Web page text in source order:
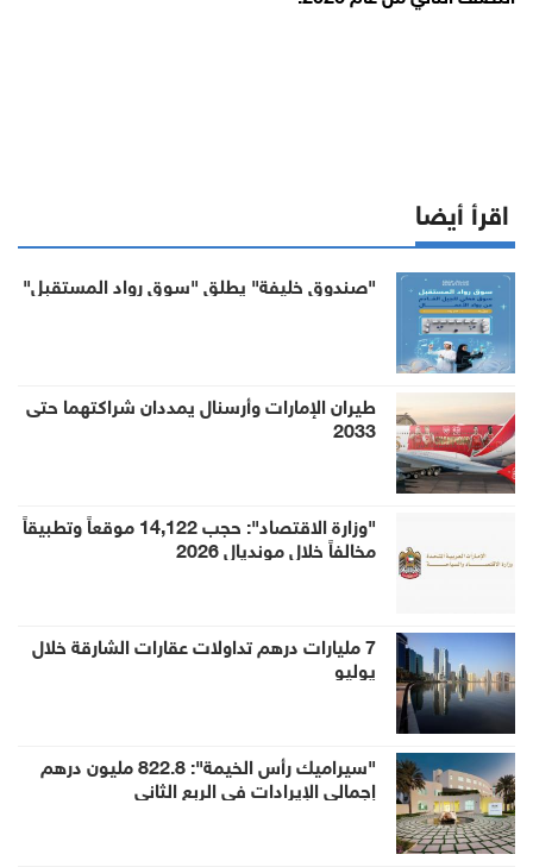
اقرأ أيضا
"صندوق خليفة" يطلق "سوق رواد المستقبل"
طيران الإمارات وأرسنال يمددان شراكتهما حتى
2033
"وزارة الاقتصاد": حجب 14,122 موقعاً وتطبيقاً
مخالفاً خلال مونديال 2026
7 مليارات درهم تداولات عقارات الشارقة خلال
يوليو
"سيراميك رأس الخيمة": 822.8 مليون درهم
إجمالي الإيرادات في الربع الثاني